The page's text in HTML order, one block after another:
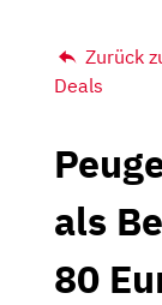
Zurück
Deals
als
80